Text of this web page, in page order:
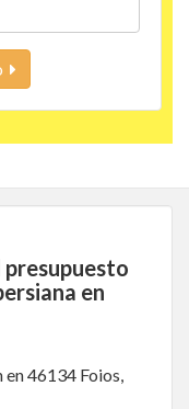
en
46134 Foios,